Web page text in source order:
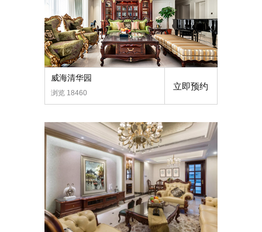
威海清华园
浏览 18460
立即预约